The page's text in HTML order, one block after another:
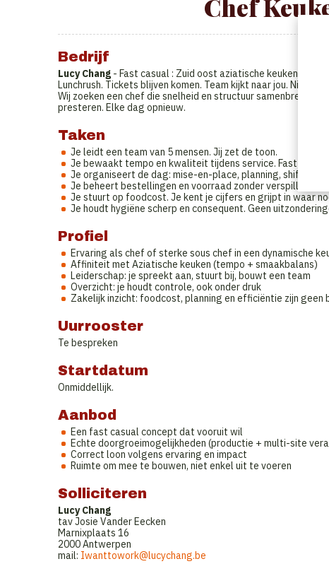
Chef
Bedrijf
Lucy Chang - Fast casual : Zuid oost aziatische keuken
Lunchrush. Tickets blijven komen. Team kijkt naar jou. Niet
Wij zoeken een chef die snelheid en structuur samenbrengt.
presteren. Elke dag opnieuw.
Taken
Je leidt een team van 5 mensen. Jij zet de toon.
Je bewaakt tempo en kwaliteit tijdens service. Fast casual
Je organiseert de dag: mise-en-place, planning, shifts,
Je beheert bestellingen en voorraad zonder verspilling of
Je stuurt op foodcost. Je kent je cijfers en grijpt in waar
Je houdt hygiëne scherp en consequent. Geen
Profiel
Ervaring als chef of sterke sous chef in een dynamische
Affiniteit met Aziatische keuken (tempo + smaakbalans)
Leiderschap: je spreekt aan, stuurt bij, bouwt een team
Overzicht: je houdt controle, ook onder druk
Zakelijk inzicht: foodcost, planning en efficiëntie zijn geen
Uurrooster
Te bespreken
Startdatum
Onmiddellijk.
Aanbod
Een fast casual concept dat vooruit wil
Echte doorgroeimogelijkheden (productie + multi-site
Correct loon volgens ervaring en impact
Ruimte om mee te bouwen, niet enkel uit te voeren
Solliciteren
Lucy Chang
tav Josie Vander Eecken
Marnixplaats 16
2000 Antwerpen
mail: Iwanttowork@lucychang.be